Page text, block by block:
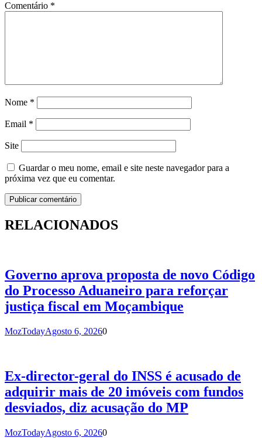
Comentário *
Nome *
Email *
Site
Guardar o meu nome, email e site neste navegador para a
próxima vez que eu comentar.
RELACIONADOS
Governo aprova proposta de novo Código
do Processo Aduaneiro para reforçar
justiça fiscal em Moçambique
MozTodayAgosto 6, 20260
Ex-director-geral do INSS é acusado de
adquirir mais de 20 imóveis com fundos
desviados, diz acusação do MP
MozTodayAgosto 6, 20260